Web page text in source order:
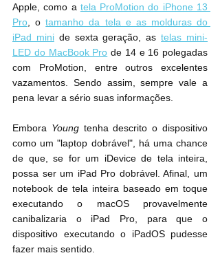
Apple, como a tela ProMotion do iPhone 13
Pro , o tamanho da tela e as molduras do
iPad mini de sexta geração, as telas mini-
LED do MacBook Pro de 14 e 16 polegadas
com ProMotion, entre outros excelentes
vazamentos. Sendo assim, sempre vale a
pena levar a sério suas informações.
Embora Young tenha descrito o dispositivo
como um "laptop dobrável", há uma chance
de que, se for um iDevice de tela inteira,
possa ser um ‌iPad Pro‌ dobrável. Afinal, um
notebook de tela inteira baseado em toque
executando o macOS provavelmente
canibalizaria o ‌iPad Pro‌, para que o
dispositivo executando o iPadOS pudesse
fazer mais sentido.